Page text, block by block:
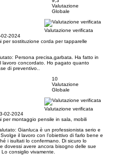
Valutazione
Globale
Valutazione verificata
02-2024
per sostituzione corda per tapparelle
Persona precisa,garbata. Ha fatto in
lavoro concordato. Ho pagato quanto
di preventivo..
10
Valutazione
Globale
Valutazione verificata
02-2024
per montaggio pensile in sala, mobili
Gianluca è un professionista serio e
il lavoro con l’obiettivo di farlo bene e
i isultati lo confermano. Di sicuro lo
dovessi avere ancora bisogno delle sue
consiglio vivamente.